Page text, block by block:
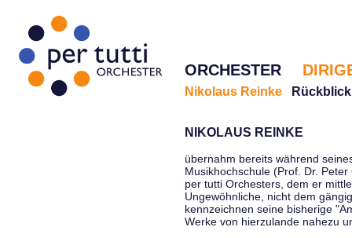
ORCHESTER
Nikolaus Reinke Rückblick
NIKOLAUS REINKE
übernahm bereits während
Musikhochschule (Prof. Dr.
per tutti Orchesters, dem er
Ungewöhnliche, nicht dem
kennzeichnen seine bisherige
Werke von hierzulande nahezu